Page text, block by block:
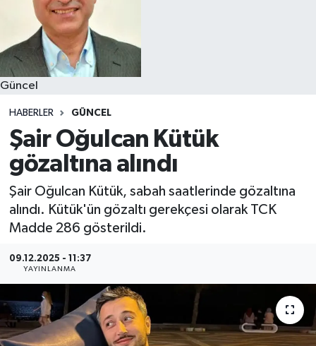
Güncel
HABERLER GÜNCEL
Şair Oğulcan Kütük
gözaltına alındı
Şair Oğulcan Kütük, sabah saatlerinde gözaltına
alındı. Kütük'ün gözaltı gerekçesi olarak TCK
Madde 286 gösterildi.
09.12.2025 - 11:37
YAYINLANMA